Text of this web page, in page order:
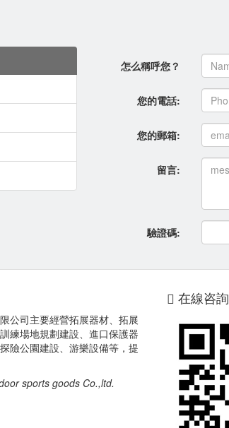
怎么稱呼您？
您的電話:
您的郵箱:
留言:
驗證碼:
公司主要經營拓展器材、拓展
練場地規劃建設、進口保護器
險公園建設、游樂設備等，提
sports goods Co.,ltd.
在線咨詢